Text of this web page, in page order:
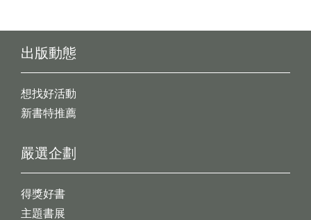
出版動態
想找好活動
新書特推薦
嚴選企劃
得獎好書
主題書展